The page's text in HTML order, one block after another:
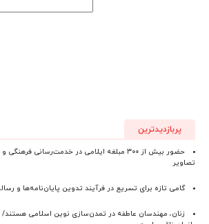
پربازدیدترین
حضور بیش از ۳۰۰ مبلغه ایلامی در خدمت‌رسانی
تصاویر
گامی تازه برای تسریع در فرآیند تدوین پایان‌نامه‌ها و
زنان، مهندسان عاطفه در تمدن‌سازی نوین اسلامی هستند/